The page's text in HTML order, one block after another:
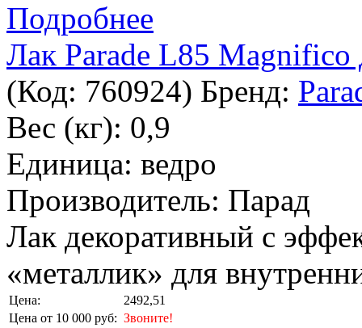
Подробнее
Лак Parade L85 Magnifico
(Код: 760924) Бренд:
Вес (кг): 0,9
Единица: ведро
Производитель: Парад
Лак декоративный с
«металлик» для
Цена:
2492,51
Цена от 10 000 руб: Звоните!